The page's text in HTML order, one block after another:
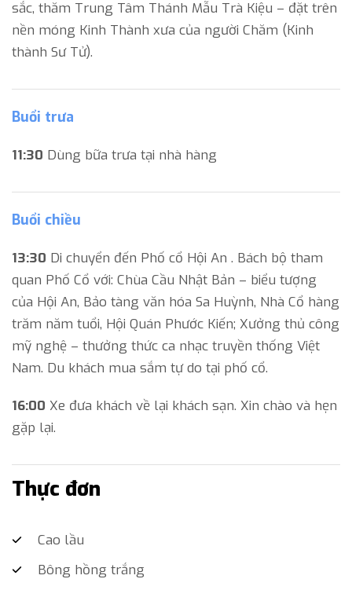
sắc, thăm Trung Tâm Thánh Mẫu Trà Kiệu – đặt trên
nền móng Kinh Thành xưa của người Chăm (Kinh
thành Sư Tử).
Buổi trưa
11:30 Dùng bữa trưa tại nhà hàng
Buổi chiều
13:30 Di chuyển đến Phố cổ Hội An . Bách bộ tham
quan Phố Cổ với: Chùa Cầu Nhật Bản – biểu tượng
của Hội An, Bảo tàng văn hóa Sa Huỳnh, Nhà Cổ hàng
trăm năm tuổi, Hội Quán Phước Kiến; Xưởng thủ công
mỹ nghệ – thưởng thức ca nhạc truyền thống Việt
Nam. Du khách mua sắm tự do tại phố cổ.
16:00 Xe đưa khách về lại khách sạn. Xin chào và hẹn
gặp lại.
Thực đơn
Cao lầu
Bông hồng trắng